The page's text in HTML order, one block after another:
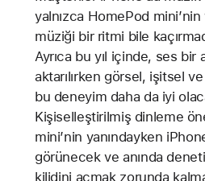
yalnızca HomePod mini’nin
müziği bir ritmi bile
Ayrıca bu yıl içinde, ses bir
aktarılırken görsel, işitsel
bu deneyim daha da iyi
Kişiselleştirilmiş dinleme
mini’nin yanındayken
görünecek ve anında
kilidini açmak zorunda